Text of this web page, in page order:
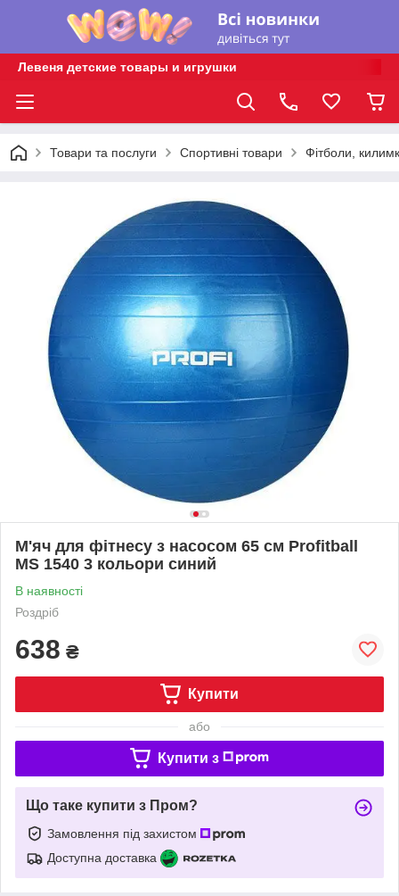
Левеня детские товары и игрушки
Товари та послуги Спортивні товари Фітболи,
М'яч для фітнесу з насосом 65 см Profitball
MS 1540 3 кольори синий
В наявності
Роздріб
638 ₴
Купити
або
Купити з
Що таке купити з Пром?
Замовлення під захистом
Доступна доставка